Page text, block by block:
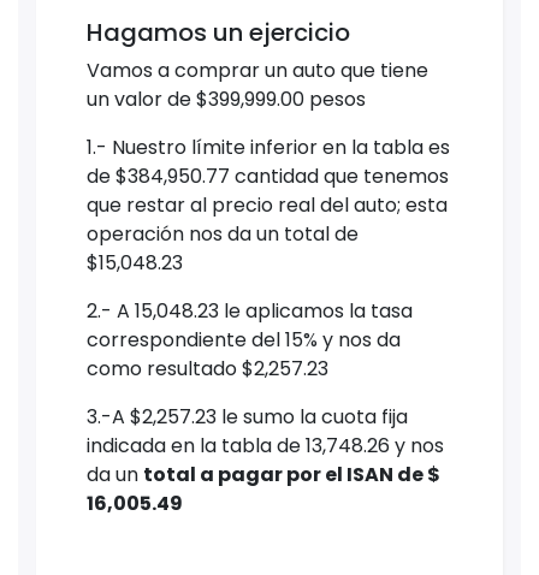
Hagamos un ejercicio
Vamos a comprar un auto que tiene
un valor de $399,999.00 pesos
1.- Nuestro límite inferior en la tabla es
de $384,950.77 cantidad que tenemos
que restar al precio real del auto; esta
operación nos da un total de
$15,048.23
2.- A 15,048.23 le aplicamos la tasa
correspondiente del 15% y nos da
como resultado $2,257.23
3.-A $2,257.23 le sumo la cuota fija
indicada en la tabla de 13,748.26 y nos
da un total a pagar por el ISAN de $
16,005.49